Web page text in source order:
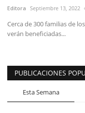
Editora Septiembre 13, 2022
Cerca de 300 familias de
verán beneficiadas...
PUBLICACIONES
Esta Semana